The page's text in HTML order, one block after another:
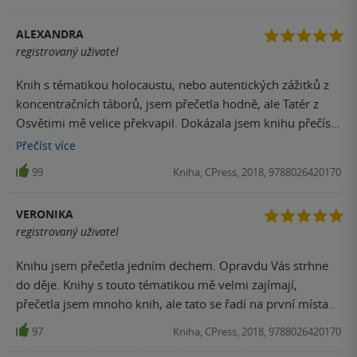
ALEXANDRA
registrovaný uživatel
Knih s tématikou holocaustu, nebo autentických zážitků z
koncentračních táborů, jsem přečetla hodně, ale Tatér z
Osvětimi mě velice překvapil. Dokázala jsem knihu přečíst
za jeden den, nemohla jsem se od ní odtrhnout. Autorka
vycházela z výpovědi Laleho, který se snažil nic
nedobarvovat a je to znát. Opravdu skvělá kniha s
Přečíst více
99 Kniha, CPress, 2018, 9788026420170
VERONIKA
registrovaný uživatel
Knihu jsem přečetla jedním dechem. Opravdu Vás strhne
do děje. Knihy s touto tématikou mě velmi zajímají,
přečetla jsem mnoho knih, ale tato se řadí na první místa..
97 Kniha, CPress, 2018, 9788026420170